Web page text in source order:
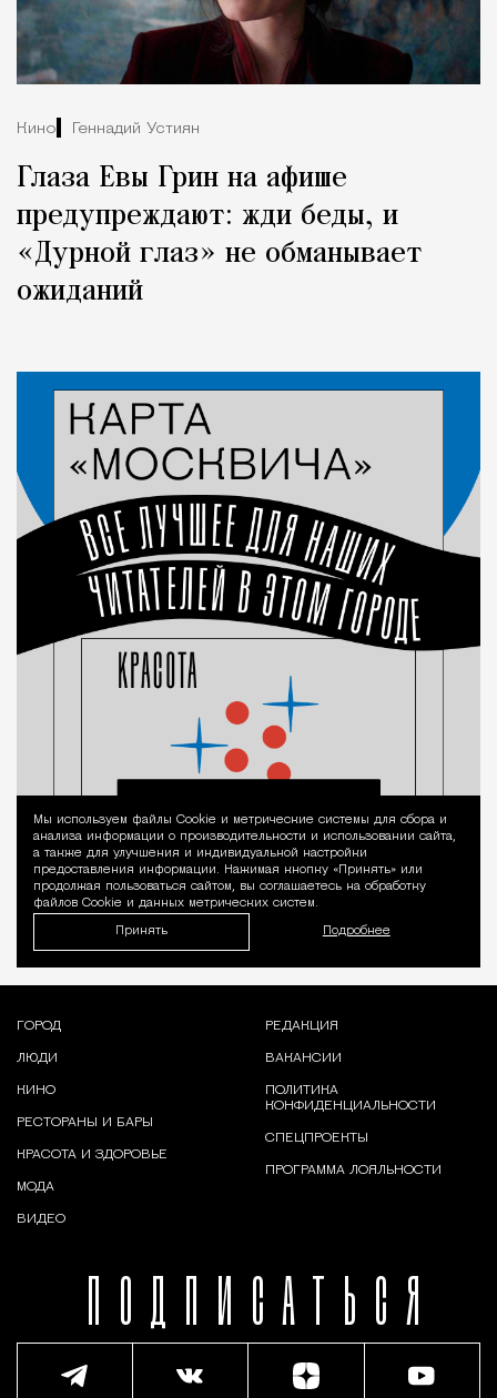
Кино Геннадий Устиян
Глаза Евы Грин на афише
предупреждают: жди беды, и
«Дурной глаз» не обманывает
ожиданий
Уведомление
Мы используем файлы Сookie и метрические системы для сбора и
анализа информации о производительности и использовании сайта,
а также для улучшения и индивидуальной настройки
предоставления информации. Нажимая кнопку «Принять» или
продолжая пользоваться сайтом, вы соглашаетесь на обработку
файлов Cookie и данных метрических систем.
Принять Подробнее
ПОДПИСАТЬСЯ
ГОРОД
ЛЮДИ
КИНО
РЕСТОРАНЫ И БАРЫ
КРАСОТА И ЗДОРОВЬЕ
МОДА
ВИДЕО
РЕДАКЦИЯ
ВАКАНСИИ
ПОЛИТИКА
КОНФИДЕНЦИАЛЬНОСТИ
СПЕЦПРОЕКТЫ
ПРОГРАММА ЛОЯЛЬНОСТИ